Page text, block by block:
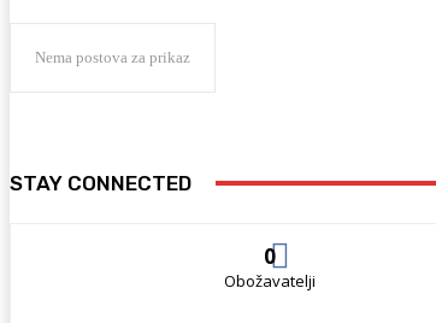
Nema postova za prikaz
STAY CONNECTED
0
Obožavatelji